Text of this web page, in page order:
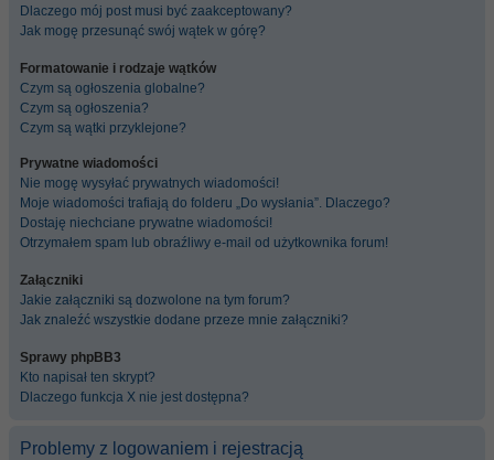
Dlaczego mój post musi być zaakceptowany?
Jak mogę przesunąć swój wątek w górę?
Formatowanie i rodzaje wątków
Czym są ogłoszenia globalne?
Czym są ogłoszenia?
Czym są wątki przyklejone?
Prywatne wiadomości
Nie mogę wysyłać prywatnych wiadomości!
Moje wiadomości trafiają do folderu „Do wysłania”. Dlaczego?
Dostaję niechciane prywatne wiadomości!
Otrzymałem spam lub obraźliwy e-mail od użytkownika forum!
Załączniki
Jakie załączniki są dozwolone na tym forum?
Jak znaleźć wszystkie dodane przeze mnie załączniki?
Sprawy phpBB3
Kto napisał ten skrypt?
Dlaczego funkcja X nie jest dostępna?
Problemy z logowaniem i rejestracją